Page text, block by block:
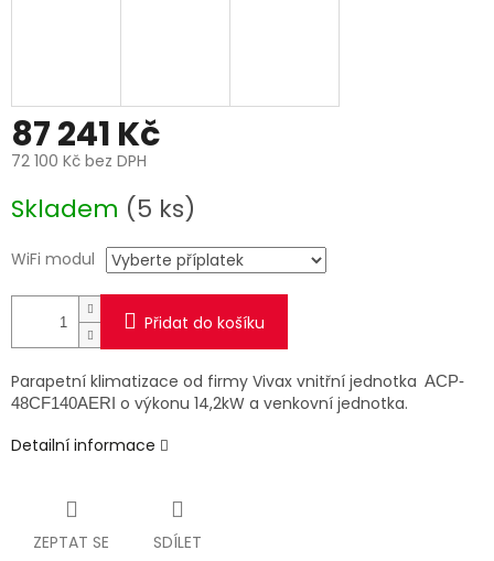
87 241 Kč
72 100 Kč bez DPH
cena:
Skladem (5 ks)
WiFi modul
Přidat do košíku
Parapetní klimatizace od firmy Vivax vnitřní jednotka ACP-
48CF140AERI o výkonu 14,2kW a venkovní jednotka.
Detailní informace
ZEPTAT SE SDÍLET